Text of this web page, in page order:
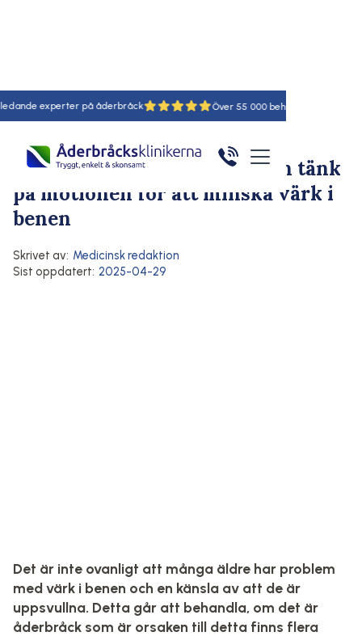
experter på åderbråck 55
Hem/Artiklar/Här
Förebyggande av åderbråck Symtom på åderbråck
Lägg upp benen i högläge och tänk
på motionen för att minska värk i
benen
Skrivet av: Medicinsk redaktion
Sist oppdatert: 2025-04-29
Det är inte ovanligt att många äldre har problem
med värk i benen och en känsla av att de är
uppsvullna. Detta går att behandla, om det är
åderbråck som är orsaken till detta finns flera